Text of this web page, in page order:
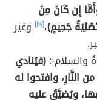
إِن كَانَ مِنَ
جَحِيمٍ)،[١٩] وغير
والسلام-:(فيُنادي
وافتحوا له
ويُضيَّقُ عليه